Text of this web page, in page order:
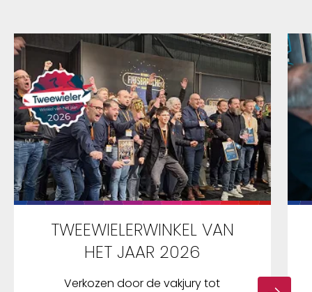
TWEEWIELERWINKEL VAN
HET JAAR 2026
Verkozen door de vakjury tot